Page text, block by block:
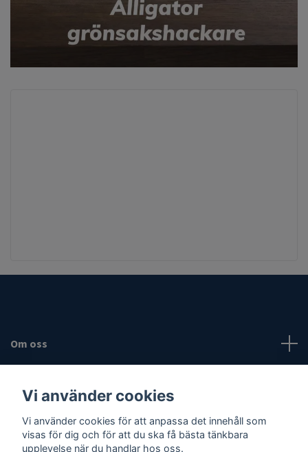
Om oss
Sociala medier
Vi använder cookies
Vi använder cookies för att anpassa det innehåll som
visas för dig och för att du ska få bästa tänkbara
upplevelse när du handlar hos oss.